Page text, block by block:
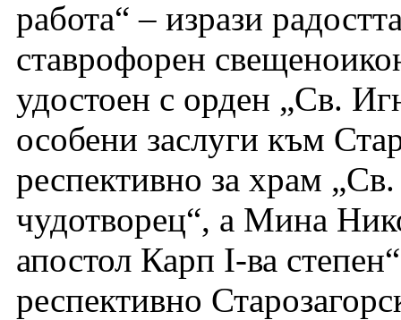
работа“ – изрази
ставрофорен
удостоен с орден „Св.
особени заслуги към
респективно за храм
чудотворец“, а Мина
апостол Карп I-ва
респективно